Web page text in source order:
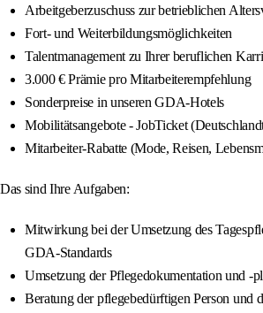
Arbeitgeberzuschuss zur betrieblichen
Fort- und Weiterbildungsmöglichkeiten
Talentmanagement zu Ihrer beruflichen
3.000 € Prämie pro Mitarbeiterempfehlung
Sonderpreise in unseren GDA-Hotels
Mobilitätsangebote - JobTicket
Mitarbeiter-Rabatte (Mode, Reisen,
Das sind Ihre Aufgaben:
Mitwirkung bei der Umsetzung des
GDA-Standards
Umsetzung der Pflegedokumentation und -
Beratung der pflegebedürftigen Person und